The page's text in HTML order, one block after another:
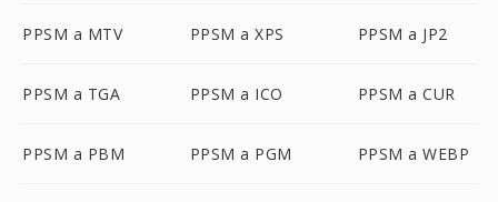
PPSM a MTV PPSM a XPS PPSM a JP2
PPSM a TGA PPSM a ICO PPSM a CUR
PPSM a PBM PPSM a PGM PPSM a WEBP